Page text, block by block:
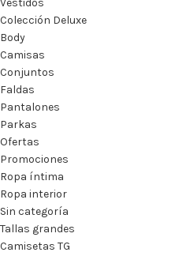
Vestidos
Colección Deluxe
Body
Camisas
Conjuntos
Faldas
Pantalones
Parkas
Ofertas
Promociones
Ropa íntima
Ropa interior
Sin categoría
Tallas grandes
Camisetas TG